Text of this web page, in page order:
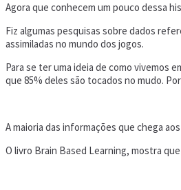
Agora que conhecem um pouco dessa
Fiz algumas pesquisas sobre dados
assimiladas no mundo dos jogos.
Para se ter uma ideia de como vivemos
que 85% deles são tocados no mudo.
A maioria das informações que chega
O livro Brain Based Learning, mostra